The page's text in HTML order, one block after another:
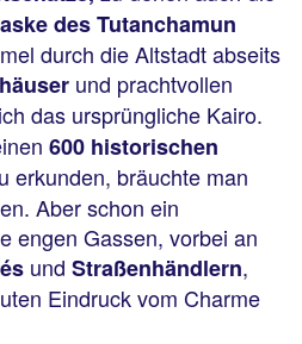
des Tutanchamun
durch die Altstadt abseits
und prachtvollen
das ursprüngliche Kairo.
600 historischen
erkunden, bräuchte man
Aber schon ein
engen Gassen, vorbei an
und Straßenhändlern,
Eindruck vom Charme